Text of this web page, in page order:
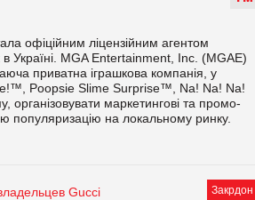
офіційним ліцензійним агентом
Україні. MGA Entertainment, Inc. (MGAE)
приватна іграшкова компанія, у
Poopsie Slime Surprise™, Na! Na! Na!
організовувати маркетингові та промо-
популяризацію на локальному ринку.
Закрдон
Gucci